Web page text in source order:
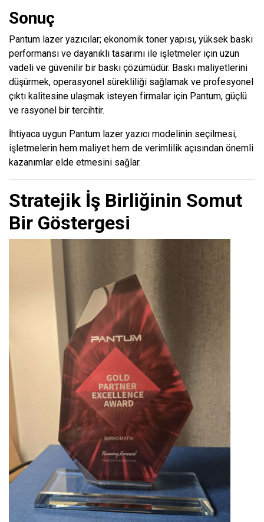
Sonuç
Pantum lazer yazıcılar; ekonomik toner yapısı, yüksek baskı
performansı ve dayanıklı tasarımı ile işletmeler için uzun
vadeli ve güvenilir bir baskı çözümüdür. Baskı maliyetlerini
düşürmek, operasyonel sürekliliği sağlamak ve profesyonel
çıktı kalitesine ulaşmak isteyen firmalar için Pantum, güçlü
ve rasyonel bir tercihtir.
İhtiyaca uygun Pantum lazer yazıcı modelinin seçilmesi,
işletmelerin hem maliyet hem de verimlilik açısından önemli
kazanımlar elde etmesini sağlar.
Stratejik İş Birliğinin Somut
Bir Göstergesi